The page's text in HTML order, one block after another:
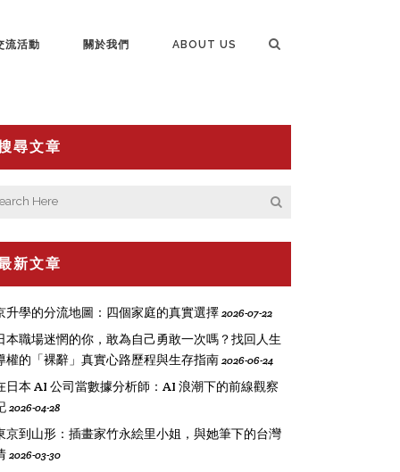
流活動 關於我們 ABOUT US
尋文章
新文章
升學的分流地圖：四個家庭的真實選擇 2026-07-22
本職場迷惘的你，敢為自己勇敢一次嗎？找回人生
權的「裸辭」真實心路歷程與生存指南 2026-06-24
日本 AI 公司當數據分析師：AI 浪潮下的前線觀察
2026-04-28
京到山形：插畫家竹永絵里小姐，與她筆下的台灣
2026-03-30